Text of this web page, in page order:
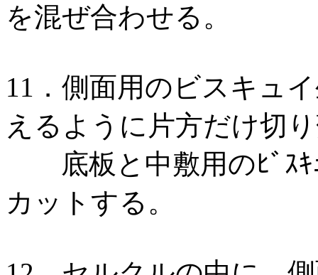
を混ぜ合わせる。
11．側面用のビスキュ
えるように片方だけ切
底板と中敷用のﾋﾞｽｷ
カットする。